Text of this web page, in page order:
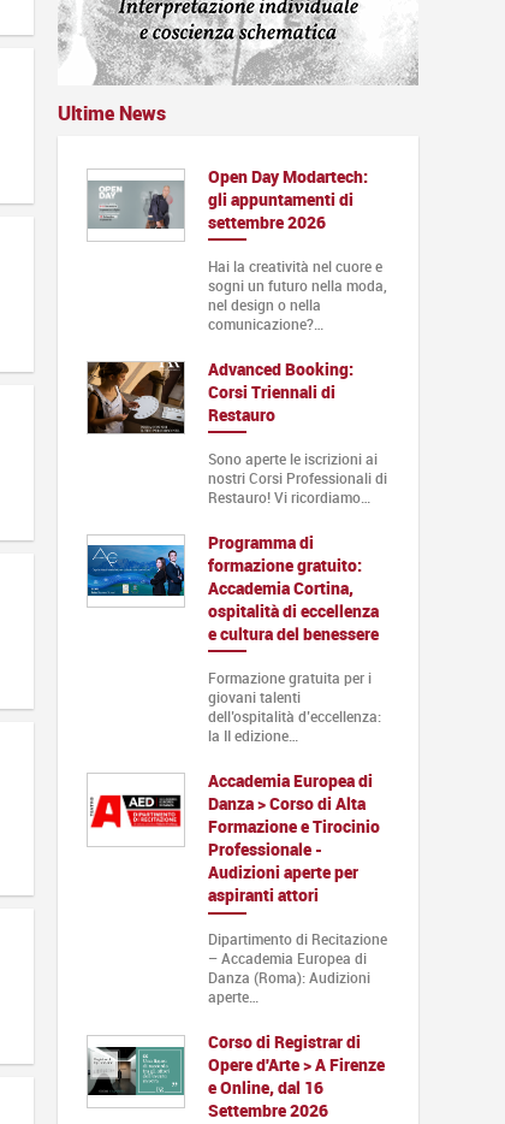
Ultime News
Open Day Modartech:
gli appuntamenti di
settembre 2026
Hai la creatività nel cuore e
sogni un futuro nella moda,
nel design o nella
comunicazione?…
Advanced Booking:
Corsi Triennali di
Restauro
Sono aperte le iscrizioni ai
nostri Corsi Professionali di
Restauro! Vi ricordiamo…
Programma di
formazione gratuito:
Accademia Cortina,
ospitalità di eccellenza
e cultura del benessere
Formazione gratuita per i
giovani talenti
dell’ospitalità d’eccellenza:
la II edizione…
Accademia Europea di
Danza > Corso di Alta
Formazione e Tirocinio
Professionale -
Audizioni aperte per
aspiranti attori
Dipartimento di Recitazione
– Accademia Europea di
Danza (Roma): Audizioni
aperte…
Corso di Registrar di
Opere d'Arte > A Firenze
e Online, dal 16
Settembre 2026